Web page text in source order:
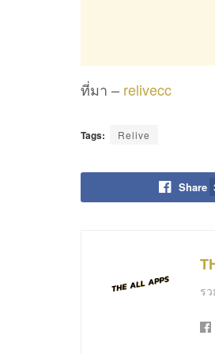
ที่มา – relivecc
Tags: Relive
Share
ร